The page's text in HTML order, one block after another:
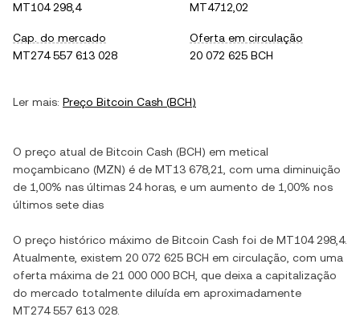
MT104 298,4
MT4712,02
Cap. do mercado
MT274 557 613 028
Oferta em circulação
20 072 625 BCH
Ler mais: Preço Bitcoin Cash (BCH)
O preço atual de Bitcoin Cash (BCH) em metical
moçambicano (MZN) é de MT13 678,21 , com uma diminuição
de 1,00% nas últimas 24 horas, e um aumento de 1,00% nos
últimos sete dias
O preço histórico máximo de Bitcoin Cash foi de MT104 298,4.
Atualmente, existem 20 072 625 BCH em circulação, com uma
oferta máxima de 21 000 000 BCH , que deixa a capitalização
do mercado totalmente diluída em aproximadamente
MT274 557 613 028